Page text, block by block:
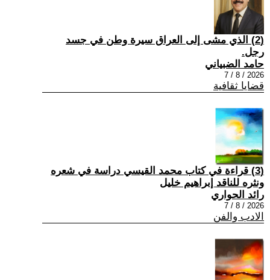
(2) الذي مشى إلى العراق سيرة وطن في جسد
رجل.
حامد الضبياني
2026 / 8 / 7
قضايا ثقافية
(3) قراءة في كتاب محمد القيسي دراسة في شعره
ونثره للناقد إبراهيم خليل
رائد الحواري
2026 / 8 / 7
الادب والفن